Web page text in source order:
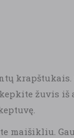
žuvis
maišikliu.